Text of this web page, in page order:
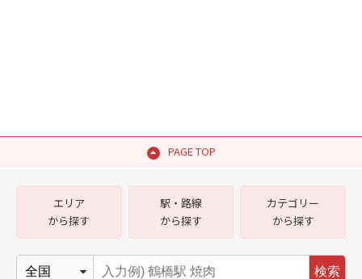
PAGE TOP
エリア
から探す
駅・路線
から探す
カテゴリー
から探す
検索